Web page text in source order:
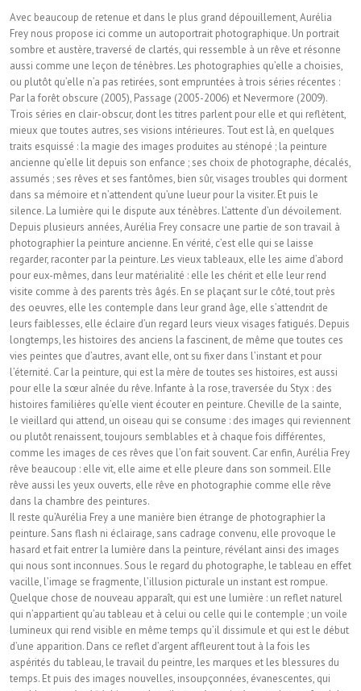
Avec beaucoup de retenue et dans le plus grand dépouillement, Aurélia
Frey nous propose ici comme un autoportrait photographique. Un portrait
sombre et austère, traversé de clartés, qui ressemble à un rêve et résonne
aussi comme une leçon de ténèbres. Les photographies qu’elle a choisies,
ou plutôt qu’elle n’a pas retirées, sont empruntées à trois séries récentes :
Par la forêt obscure (2005), Passage (2005-2006) et Nevermore (2009).
Trois séries en clair-obscur, dont les titres parlent pour elle et qui reflètent,
mieux que toutes autres, ses visions intérieures. Tout est là, en quelques
traits esquissé : la magie des images produites au sténopé ; la peinture
ancienne qu’elle lit depuis son enfance ; ses choix de photographe, décalés,
assumés ; ses rêves et ses fantômes, bien sûr, visages troubles qui dorment
dans sa mémoire et n’attendent qu’une lueur pour la visiter. Et puis le
silence. La lumière qui le dispute aux ténèbres. L’attente d’un dévoilement.
Depuis plusieurs années, Aurélia Frey consacre une partie de son travail à
photographier la peinture ancienne. En vérité, c’est elle qui se laisse
regarder, raconter par la peinture. Les vieux tableaux, elle les aime d’abord
pour eux-mêmes, dans leur matérialité : elle les chérit et elle leur rend
visite comme à des parents très âgés. En se plaçant sur le côté, tout près
des oeuvres, elle les contemple dans leur grand âge, elle s’attendrit de
leurs faiblesses, elle éclaire d’un regard leurs vieux visages fatigués. Depuis
longtemps, les histoires des anciens la fascinent, de même que toutes ces
vies peintes que d’autres, avant elle, ont su fixer dans l’instant et pour
l’éternité. Car la peinture, qui est la mère de toutes ses histoires, est aussi
pour elle la sœur aînée du rêve. Infante à la rose, traversée du Styx : des
histoires familières qu’elle vient écouter en peinture. Cheville de la sainte,
le vieillard qui attend, un oiseau qui se consume : des images qui reviennent
ou plutôt renaissent, toujours semblables et à chaque fois différentes,
comme les images de ces rêves que l’on fait souvent. Car enfin, Aurélia Frey
rêve beaucoup : elle vit, elle aime et elle pleure dans son sommeil. Elle
rêve aussi les yeux ouverts, elle rêve en photographie comme elle rêve
dans la chambre des peintures.
Il reste qu’Aurélia Frey a une manière bien étrange de photographier la
peinture. Sans flash ni éclairage, sans cadrage convenu, elle provoque le
hasard et fait entrer la lumière dans la peinture, révélant ainsi des images
qui nous sont inconnues. Sous le regard du photographe, le tableau en effet
vacille, l’image se fragmente, l’illusion picturale un instant est rompue.
Quelque chose de nouveau apparaît, qui est une lumière : un reflet naturel
qui n’appartient qu’au tableau et à celui ou celle qui le contemple ; un voile
lumineux qui rend visible en même temps qu’il dissimule et qui est le début
d’une apparition. Dans ce reflet d’argent affleurent tout à la fois les
aspérités du tableau, le travail du peintre, les marques et les blessures du
temps. Et puis des images nouvelles, insoupçonnées, évanescentes, qui